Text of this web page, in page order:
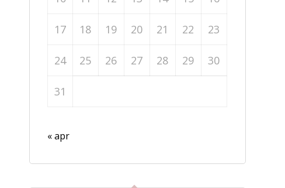
17 18 19 20 21 22 23
24 25 26 27 28 29 30
31
« apr